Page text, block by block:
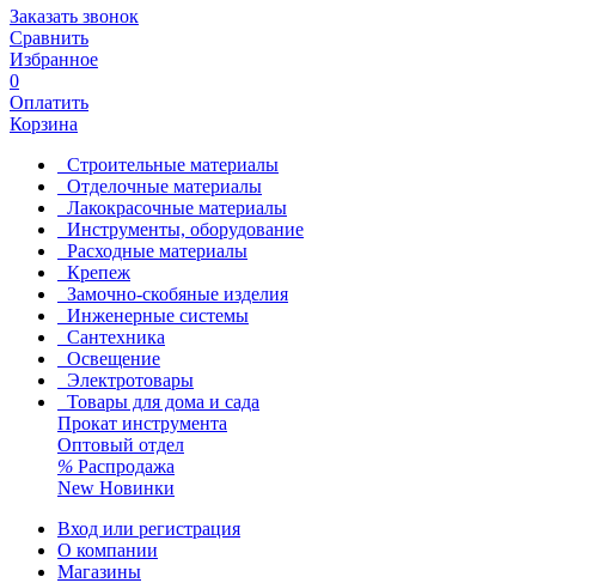
Заказать звонок
Сравнить
Избранное
0
Оплатить
Корзина
Строительные материалы
Отделочные материалы
Лакокрасочные материалы
Инструменты, оборудование
Расходные материалы
Крепеж
Замочно-скобяные изделия
Инженерные системы
Сантехника
Освещение
Электротовары
Товары для дома и сада
Прокат инструмента
Оптовый отдел
% Распродажа
New Новинки
Вход или регистрация
О компании
Магазины